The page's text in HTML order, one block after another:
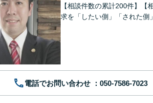
【相談件数の累計200件】
求を「したい側」「された側
電話でお問い合わせ